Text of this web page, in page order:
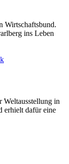
Wirtschaftsbund.
ins Leben
Weltausstellung in
erhielt dafür eine